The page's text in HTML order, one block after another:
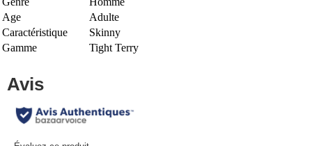
Age
Adulte
Caractéristique
Skinny
Gamme
Tight Terry